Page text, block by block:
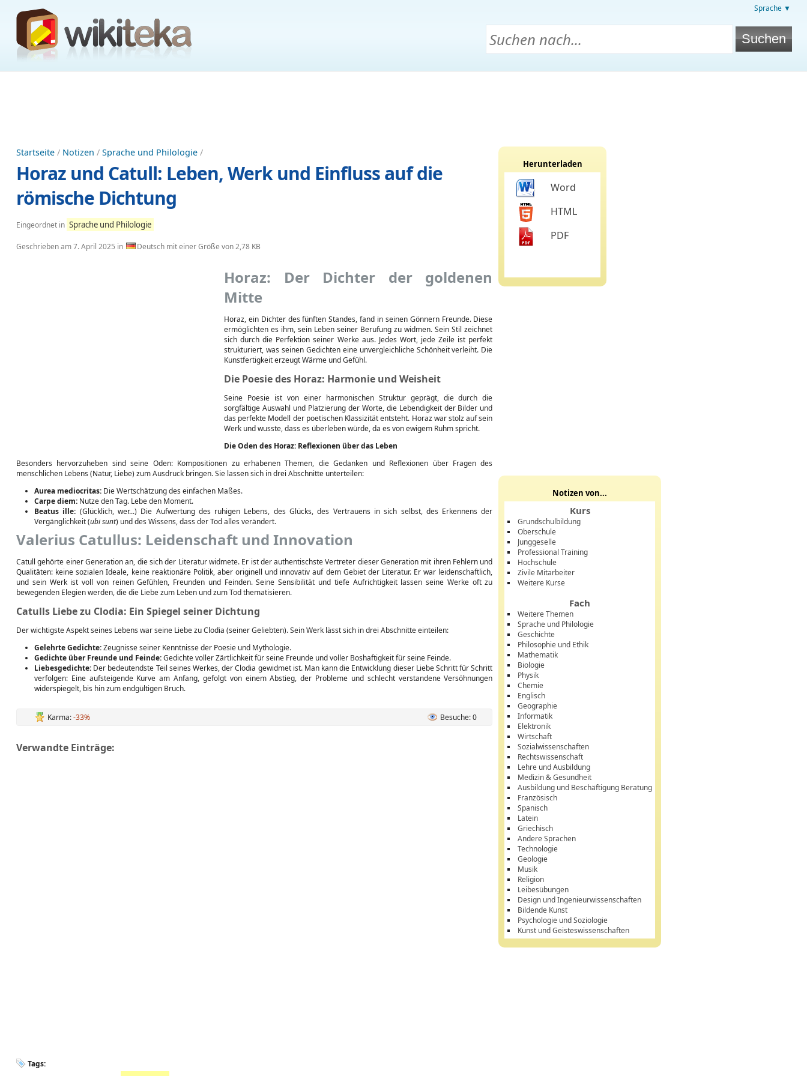
Sprache ▼
Startseite / Notizen / Sprache und Philologie /
Horaz und Catull: Leben, Werk und Einfluss auf die
römische Dichtung
Eingeordnet in Sprache und Philologie
Geschrieben am7. April 2025 in Deutsch mit einer Größe von 2,78 KB
Horaz: Der Dichter der goldenen
Mitte
Horaz, ein Dichter des fünften Standes, fand in seinen Gönnern Freunde. Diese
ermöglichten es ihm, sein Leben seiner Berufung zu widmen. Sein Stil zeichnet
sich durch die Perfektion seiner Werke aus. Jedes Wort, jede Zeile ist perfekt
strukturiert, was seinen Gedichten eine unvergleichliche Schönheit verleiht. Die
Kunstfertigkeit erzeugt Wärme und Gefühl.
Die Poesie des Horaz: Harmonie und Weisheit
Seine Poesie ist von einer harmonischen Struktur geprägt, die durch die
sorgfältige Auswahl und Platzierung der Worte, die Lebendigkeit der Bilder und
das perfekte Modell der poetischen Klassizität entsteht. Horaz war stolz auf sein
Werk und wusste, dass es überleben würde, da es von ewigem Ruhm spricht.
Die Oden des Horaz: Reflexionen über das Leben
Besonders hervorzuheben sind seine Oden: Kompositionen zu erhabenen Themen, die Gedanken und Reflexionen über Fragen des
menschlichen Lebens (Natur, Liebe) zum Ausdruck bringen. Sie lassen sich in drei Abschnitte unterteilen:
Aurea mediocritas: Die Wertschätzung des einfachen Maßes.
Carpe diem: Nutze den Tag. Lebe den Moment.
Beatus ille: (Glücklich, wer...) Die Aufwertung des ruhigen Lebens, des Glücks, des Vertrauens in sich selbst, des Erkennens der
Vergänglichkeit (ubi sunt) und des Wissens, dass der Tod alles verändert.
Valerius Catullus: Leidenschaft und Innovation
Catull gehörte einer Generation an, die sich der Literatur widmete. Er ist der authentischste Vertreter dieser Generation mit ihren Fehlern und
Qualitäten: keine sozialen Ideale, keine reaktionäre Politik, aber originell und innovativ auf dem Gebiet der Literatur. Er war leidenschaftlich,
und sein Werk ist voll von reinen Gefühlen, Freunden und Feinden. Seine Sensibilität und tiefe Aufrichtigkeit lassen seine Werke oft zu
bewegenden Elegien werden, die die Liebe zum Leben und zum Tod thematisieren.
Catulls Liebe zu Clodia: Ein Spiegel seiner Dichtung
Der wichtigste Aspekt seines Lebens war seine Liebe zu Clodia (seiner Geliebten). Sein Werk lässt sich in drei Abschnitte einteilen:
Gelehrte Gedichte:Zeugnisse seiner Kenntnisse der Poesie und Mythologie.
Gedichte über Freunde und Feinde:Gedichte voller Zärtlichkeit für seine Freunde und voller Boshaftigkeit für seine Feinde.
Liebesgedichte: Der bedeutendste Teil seines Werkes, der Clodia gewidmet ist. Man kann die Entwicklung dieser Liebe Schritt für Schritt
verfolgen: Eine aufsteigende Kurve am Anfang, gefolgt von einem Abstieg, der Probleme und schlecht verstandene Versöhnungen
widerspiegelt, bis hin zum endgültigen Bruch.
Karma:-33% Besuche: 0
Verwandte Einträge:
Tags:
Herunterladen
Word
HTML
PDF
Notizen von...
Kurs
Grundschulbildung
Oberschule
Junggeselle
Professional Training
Hochschule
Zivile Mitarbeiter
Weitere Kurse
Fach
Weitere Themen
Sprache und Philologie
Geschichte
Philosophie und Ethik
Mathematik
Biologie
Physik
Chemie
Englisch
Geographie
Informatik
Elektronik
Wirtschaft
Sozialwissenschaften
Rechtswissenschaft
Lehre und Ausbildung
Medizin & Gesundheit
Ausbildung und Beschäftigung Beratung
Französisch
Spanisch
Latein
Griechisch
Andere Sprachen
Technologie
Geologie
Musik
Religion
Leibesübungen
Design und Ingenieurwissenschaften
Bildende Kunst
Psychologie und Soziologie
Kunst und Geisteswissenschaften